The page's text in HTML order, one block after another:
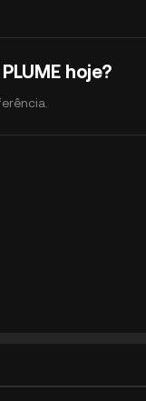
hoje?